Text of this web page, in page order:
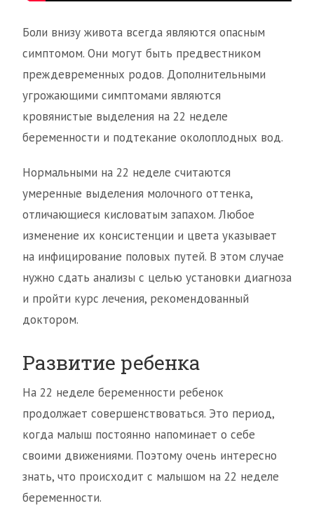
Боли внизу живота всегда являются опасным
симптомом. Они могут быть предвестником
преждевременных родов. Дополнительными
угрожающими симптомами являются
кровянистые выделения на 22 неделе
беременности и подтекание околоплодных вод.
Нормальными на 22 неделе считаются
умеренные выделения молочного оттенка,
отличающиеся кисловатым запахом. Любое
изменение их консистенции и цвета указывает
на инфицирование половых путей. В этом случае
нужно сдать анализы с целью установки диагноза
и пройти курс лечения, рекомендованный
доктором.
Развитие ребенка
На 22 неделе беременности ребенок
продолжает совершенствоваться. Это период,
когда малыш постоянно напоминает о себе
своими движениями. Поэтому очень интересно
знать, что происходит с малышом на 22 неделе
беременности.